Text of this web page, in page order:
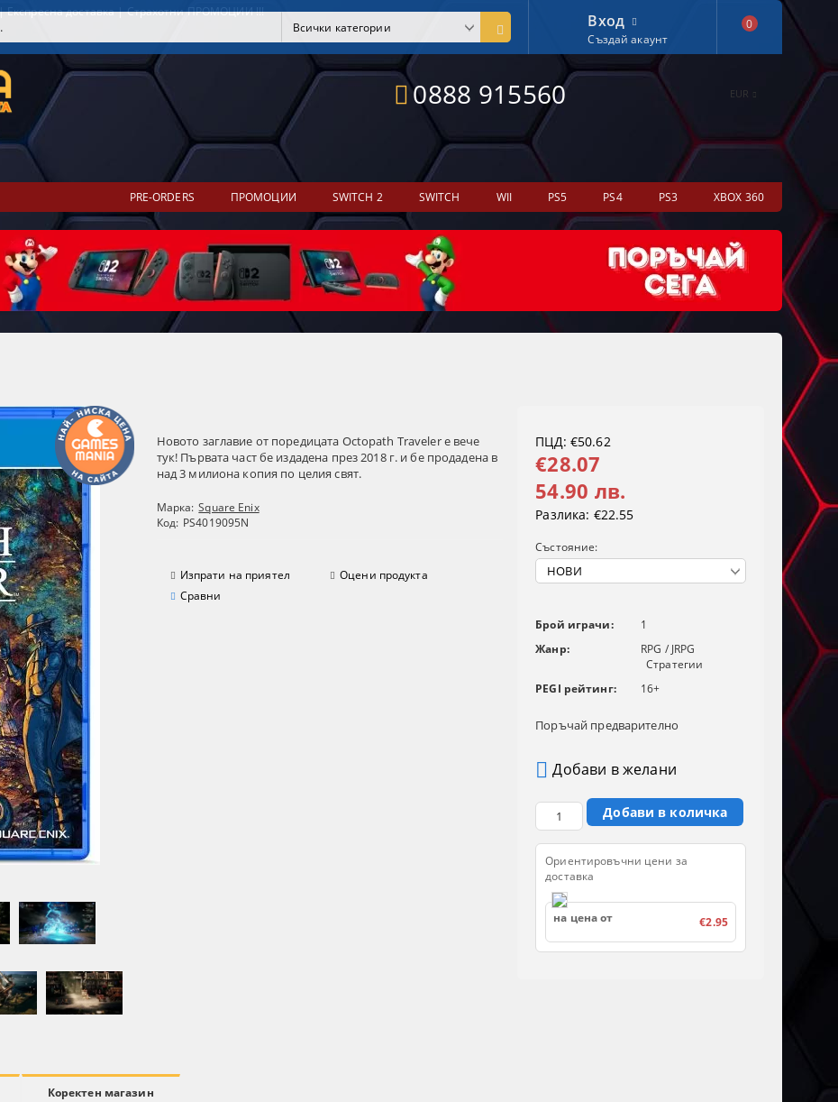
Експресна доставка | Страхотни ПРОМОЦИИ !!!
0888 915560 EUR
Вход
Създай акаунт
0
PRE-ORDERS ПРОМОЦИИ SWITCH 2 SWITCH WII PS5 PS4 PS3 XBOX 360
Новото заглавие от поредицата Octopath Traveler е вече
тук! Първата част бе издадена през 2018 г. и бе продадена в
над 3 милиона копия по целия свят.
Марка: Square Enix
Код: PS4019095N
Изпрати на приятел
Оцени продукта
Сравни
ПЦД: €50.62
€28.07
54.90 лв.
Разлика: €22.55
Състояние:
Брой играчи:
1
Жанр:
RPG / JRPG
Стратегии
PEGI рейтинг:
16+
Поръчай предварително
Добави в желани
Ориентировъчни цени за
доставка
на цена от €2.95
Коректен магазин